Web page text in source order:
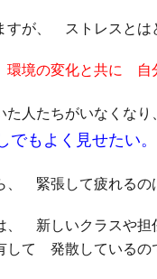
すが、 ストレスとは
境の変化と共に 自
人たちがいなくな
もよく見せたい。
、 緊張して疲れる
新しいクラスや担
して 発散している